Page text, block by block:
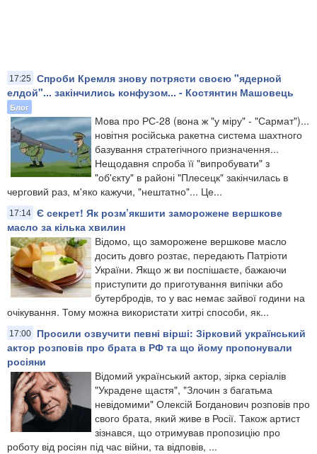
17:25
Спроби Кремля знову потрясти своєю "ядерной
елдой"... закінчились конфузом... - Костянтин Машовець
Блог
Мова про РС-28 (вона ж "у міру" - "Сармат")...
новітня російська ракетна система шахтного
базування стратегічного призначення...
Нещодавня спроба її "випробувати" з
"об'єкту" в районі "Плесецк" закінчилась в
черговий раз, м'яко кажучи, "нештатно"... Це...
17:14 Є секрет! Як розм’якшити заморожене вершкове
масло за кілька хвилин
Відомо, що заморожене вершкове масло
досить довго розтає, передають Патріоти
України. Якщо ж ви поспішаєте, бажаючи
приступити до приготування випічки або
бутербродів, то у вас немає зайвої години на
очікування. Тому можна використати хитрі способи, як...
17:00
Просили озвучити певні вірші: Зірковий український
актор розповів про брата в РФ та що йому пропонували
росіяни
Відомий український актор, зірка серіалів
"Украдене щастя", "Злочин з багатьма
невідомими" Олексій Богданович розповів про
свого брата, який живе в Росії. Також артист
зізнався, що отримував пропозицію про
роботу від росіян під час війни, та відповів, ...